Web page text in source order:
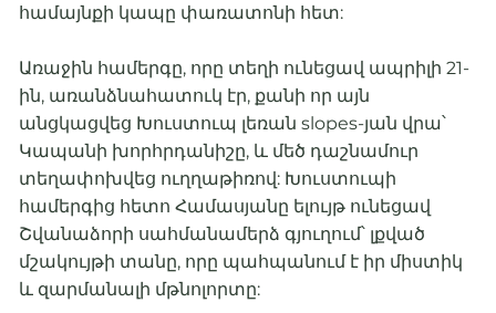
համայնքի կապը փառատոնի հետ:
Առաջին համերգը, որը տեղի ունեցավ ապրիլի 21-
ին, առանձնահատուկ էր, քանի որ այն
անցկացվեց Խուստուպ լեռան slopes-յան վրա՝
Կապանի խորհրդանիշը, և մեծ դաշնամուր
տեղափոխվեց ուղղաթիռով: Խուստուպի
համերգից հետո Համասյանը ելույթ ունեցավ
Շվանաձորի սահմանամերձ գյուղում՝ լքված
մշակույթի տանը, որը պահպանում է իր միստիկ
և զարմանալի մթնոլորտը: